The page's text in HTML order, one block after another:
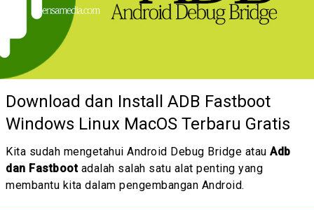
Download dan Install ADB Fastboot
Windows Linux MacOS Terbaru Gratis
Kita sudah mengetahui Android Debug Bridge atau Adb
dan Fastbootadalah salah satu alat penting yang
membantu kita dalam pengembangan Android.